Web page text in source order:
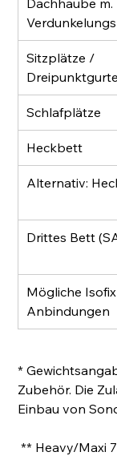
Dachhaube m.
Sitzplätze /
Dreipunktgurte
Schlafplätze
Heckbett
Alternativ:
Drittes Bett
Mögliche Isofix
Anbindungen
*
Zubehör. Die
Einbau von